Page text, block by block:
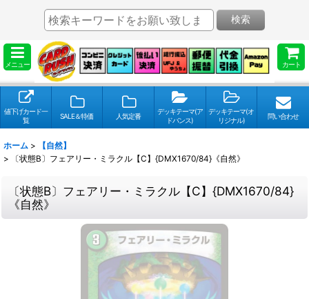
メニュー カート
検索
値下げカード一
覧
SALE＆特価 人気定番
デッキテーマ(ア
ドバンス)
デッキテーマ(オ
リジナル)
問い合わせ
ホーム >
【自然】
>
〔状態B〕フェアリー・ミラクル【C】{DMX1670/84}《自然》
〔状態B〕フェアリー・ミラクル【C】{DMX1670/84}
《自然》